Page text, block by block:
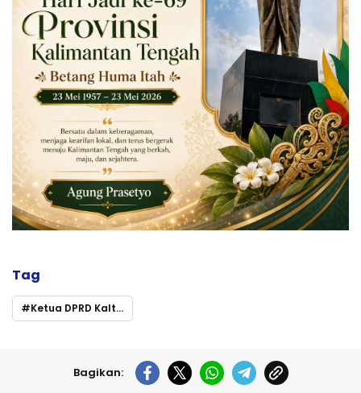
Tag
Ketua DPRD Kalteng Ajak Warga Kibarkan Bendera Merah Putih Sambut HUT ke-80 RI
Bagikan: